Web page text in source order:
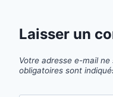
Laisser un
Votre adresse e-mail ne
obligatoires sont